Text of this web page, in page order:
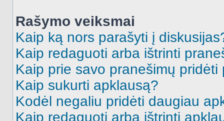
Rašymo veiksmai
Kaip ką nors parašyti į
Kaip redaguoti arba ištrinti
Kaip prie savo pranešimų pridėti
Kaip sukurti apklausą?
Kodėl negaliu pridėti daugiau
Kaip redaguoti arba ištrinti